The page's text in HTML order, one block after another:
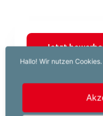
Jetzt
Ihr Job-Kontakt:
Powerserv Austria
Michaela Stanka
Hallo! Wir nutzen Cookies.